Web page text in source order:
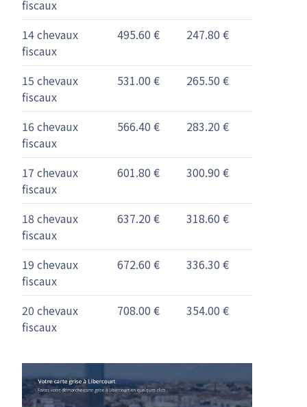
fiscaux
14 chevaux
fiscaux
495.60 € 247.80 €
15 chevaux
fiscaux
531.00 € 265.50 €
16 chevaux
fiscaux
566.40 € 283.20 €
17 chevaux
fiscaux
601.80 € 300.90 €
18 chevaux
fiscaux
637.20 € 318.60 €
19 chevaux
fiscaux
672.60 € 336.30 €
20 chevaux
fiscaux
708.00 € 354.00 €